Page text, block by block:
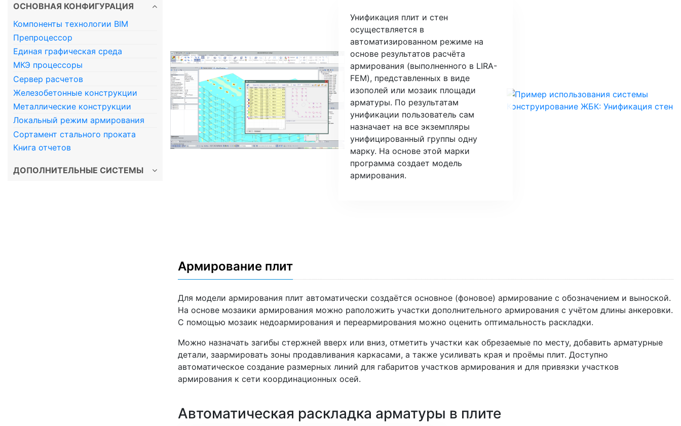
ОСНОВНАЯ КОНФИГУРАЦИЯ
Компоненты технологии BIM
Препроцессор
Единая графическая среда
МКЭ процессоры
Сервер расчетов
Железобетонные конструкции
Металлические конструкции
Локальный режим армирования
Сортамент стального проката
Книга отчетов
ДОПОЛНИТЕЛЬНЫЕ СИСТЕМЫ
Унификация плит и стен
осуществляется в
автоматизированном режиме на
основе результатов расчёта
армирования (выполненного в LIRA-
FEM), представленных в виде
изополей или мозаик площади
арматуры. По результатам
унификации пользователь сам
назначает на все экземпляры
унифицированный группы одну
марку. На основе этой марки
программа создает модель
армирования.
Армирование плит
Для модели армирования плит автоматически создаётся основное (фоновое) армирование с обозначением и выноской.
На основе мозаики армирования можно раположить участки дополнительного армирования с учётом длины анкеровки.
С помощью мозаик недоармирования и переармирования можно оценить оптимальность раскладки.
Можно назначать загибы стержней вверх или вниз, отметить участки как обрезаемые по месту, добавить арматурные
детали, заармировать зоны продавливания каркасами, а также усиливать края и проёмы плит. Доступно
автоматическое создание размерных линий для габаритов участков армирования и для привязки участков
армирования к сети координационных осей.
Автоматическая раскладка арматуры в плите